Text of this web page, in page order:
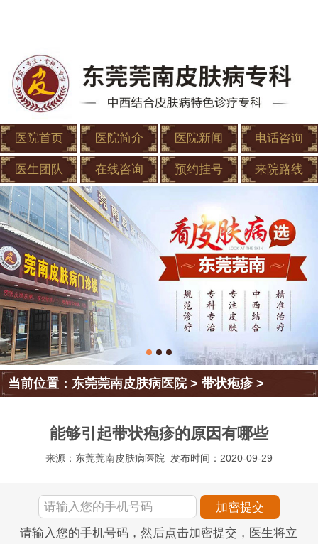
医院首页 医院简介 医院新闻 电话咨询
医生团队 在线咨询 预约挂号 来院路线
当前位置：东莞莞南皮肤病医院>带状疱疹>
能够引起带状疱疹的原因有哪些
来源：东莞莞南皮肤病医院 发布时间：2020-09-29
请输入您的手机号码，然后点击加密提交，医生将立